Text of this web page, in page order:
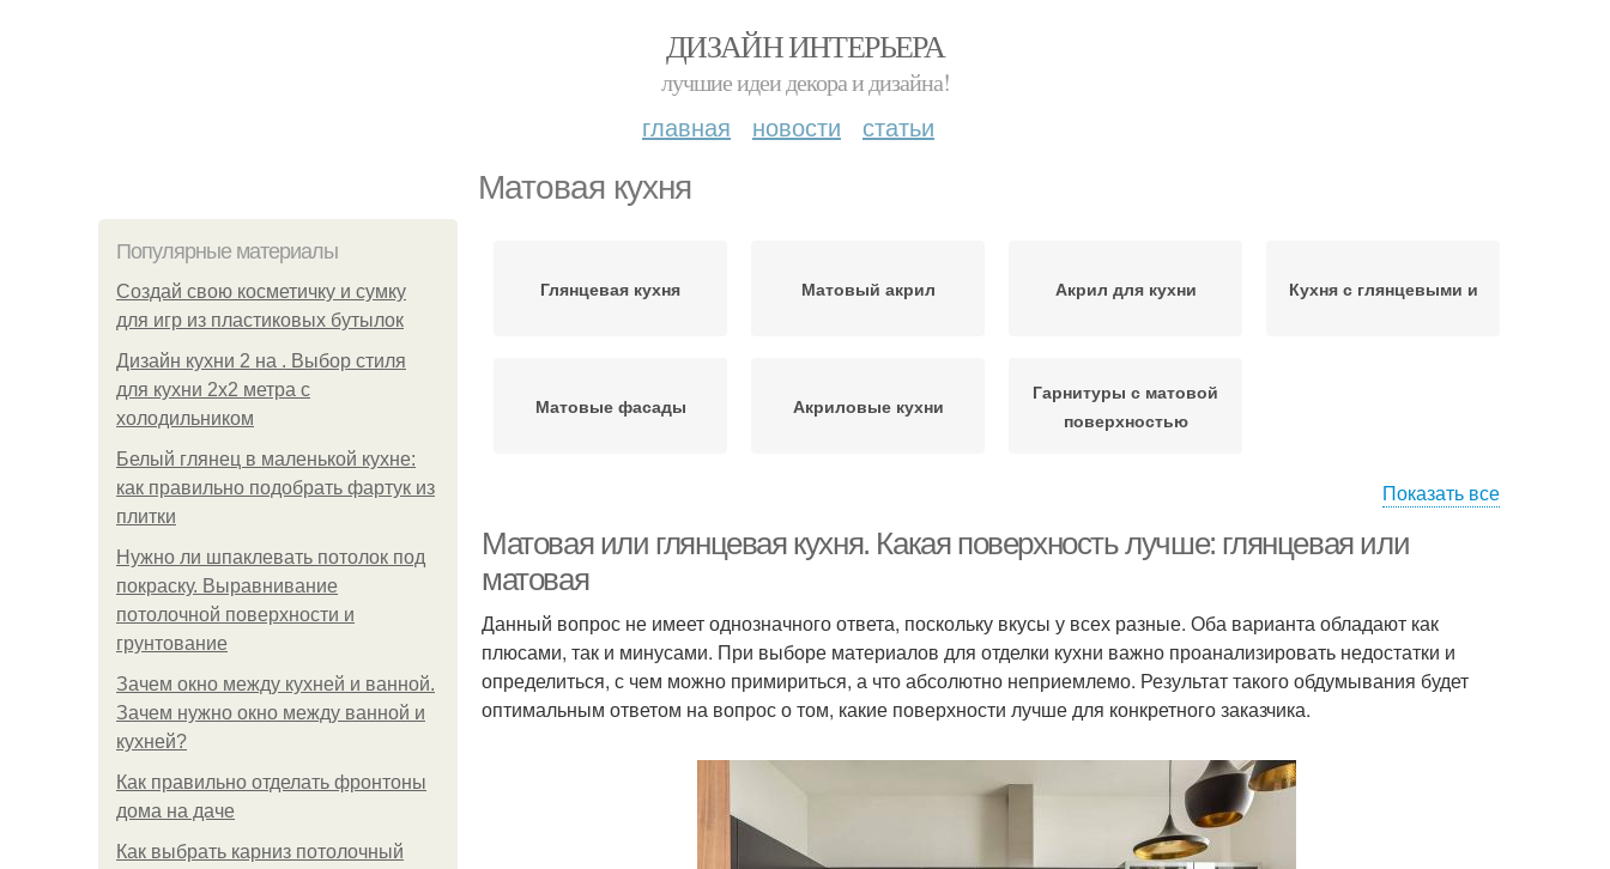
ДИЗАЙН ИНТЕРЬЕРА
лучшие идеи декора и дизайна!
главная новости статьи
Матовая кухня
Популярные материалы
Создай свою косметичку и сумку
для игр из пластиковых бутылок
Дизайн кухни 2 на . Выбор стиля
для кухни 2х2 метра с
холодильником
Белый глянец в маленькой кухне:
как правильно подобрать фартук из
плитки
Нужно ли шпаклевать потолок под
покраску. Выравнивание
потолочной поверхности и
грунтование
Зачем окно между кухней и ванной.
Зачем нужно окно между ванной и
кухней?
Как правильно отделать фронтоны
дома на даче
Как выбрать карниз потолочный
Глянцевая кухня Матовый акрил Акрил для кухни Кухня с глянцевыми и
Матовые фасады Акриловые кухни
Гарнитуры с матовой
поверхностью
Показать все
Матовая или глянцевая кухня. Какая поверхность лучше: глянцевая или
матовая
Данный вопрос не имеет однозначного ответа, поскольку вкусы у всех разные. Оба варианта обладают как
плюсами, так и минусами. При выборе материалов для отделки кухни важно проанализировать недостатки и
определиться, с чем можно примириться, а что абсолютно неприемлемо. Результат такого обдумывания будет
оптимальным ответом на вопрос о том, какие поверхности лучше для конкретного заказчика.